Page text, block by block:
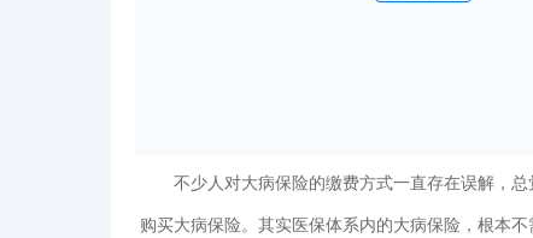
不少人对大病保险的缴费方式一直存在误解，总
购买大病保险。其实医保体系内的大病保险，根本